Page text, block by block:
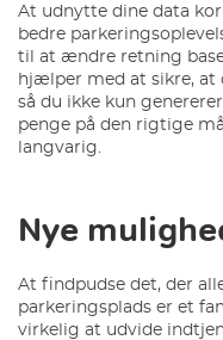
At udnytte dine data
bedre
til at ændre retning
hjælper med at sikre, at
så du ikke kun
penge på den rigtige
langvarig.
Nye
At findpudse det, der
parkeringsplads er et
virkelig at udvide